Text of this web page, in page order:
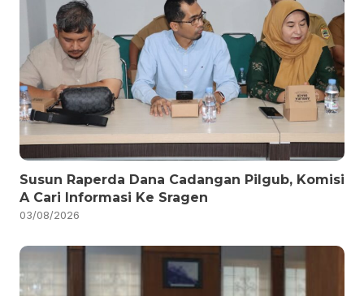
Susun Raperda Dana Cadangan Pilgub, Komisi
A Cari Informasi Ke Sragen
03/08/2026